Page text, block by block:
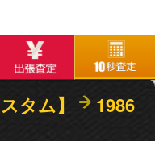
タム】 1986